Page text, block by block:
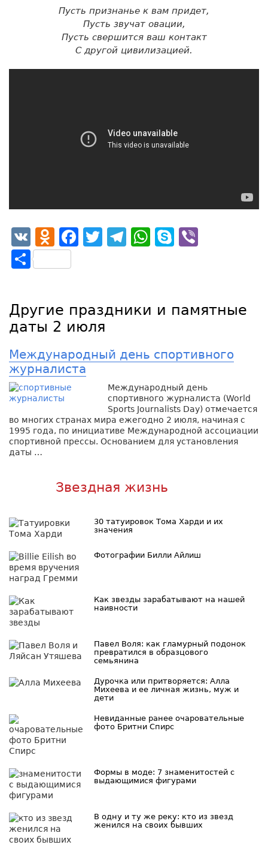
Пусть признанье к вам придет,
Пусть звучат овации,
Пусть свершится ваш контакт
С другой цивилизацией.
VK Odnoklassniki
Facebook
Twitter
Telegram
WhatsApp
Skype
Отправить
Другие праздники и памятные
даты 2 июля
Международный день спортивного
журналиста
Международный день
спортивного журналиста (World
Sports Journalists Day) отмечается
во многих странах мира ежегодно 2 июля, начиная с
1995 года, по инициативе Международной ассоциации
спортивной прессы. Основанием для установления
даты …
Звездная жизнь
30 татуировок Тома Харди и их
значения
Фотографии Билли Айлиш
Как звезды зарабатывают на нашей
наивности
Павел Воля: как гламурный подонок
превратился в образцового
семьянина
Дурочка или притворяется: Алла
Михеева и ее личная жизнь, муж и
дети
Невиданные ранее очаровательные
фото Бритни Спирс
Формы в моде: 7 знаменитостей с
выдающимися фигурами
В одну и ту же реку: кто из звезд
женился на своих бывших